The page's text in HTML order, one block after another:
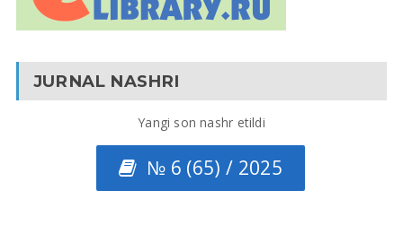
JURNAL NASHRI
Yangi son nashr etildi
№ 6 (65) / 2025